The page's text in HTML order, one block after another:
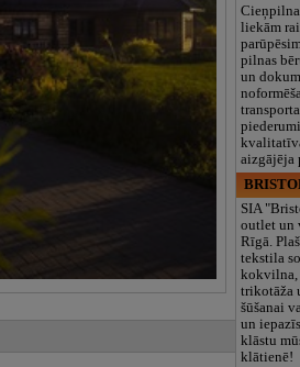
liekām
pilnas
un
aizgājēja
SIA
outlet un
Rīgā.
tekstila
kokvilna,
trikotāža
šūšanai
un
klāstu
klātienē!